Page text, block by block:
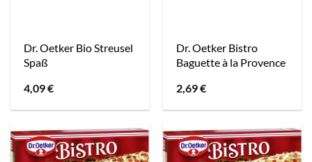
Dr. Oetker Bio Streusel
Spaß
4,09€
Dr. Oetker Bistro
Baguette à la Provence
2,69€